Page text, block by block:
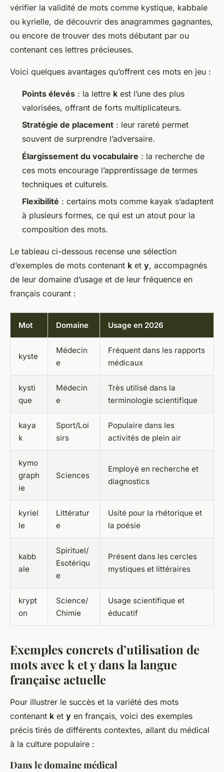
vérifier la validité de mots comme kystique, kabbale
ou kyrielle, de découvrir des anagrammes gagnantes,
ou encore de trouver des mots débutant par ou
contenant ces lettres précieuses.
Voici quelques avantages qu’offrent ces mots en jeu :
Points élevés : la lettre k est l’une des plus
valorisées, offrant de forts multiplicateurs.
Stratégie de placement : leur rareté permet
souvent de surprendre l’adversaire.
Élargissement du vocabulaire : la recherche de
ces mots encourage l’apprentissage de termes
techniques et culturels.
Flexibilité : certains mots comme kayak s’adaptent
à plusieurs formes, ce qui est un atout pour la
composition des mots.
Le tableau ci-dessous recense une sélection
d’exemples de mots contenant k et y, accompagnés
de leur domaine d’usage et de leur fréquence en
français courant :
Mot Domaine Usage en 2026
kyste
Médecin
e
Fréquent dans les rapports
médicaux
kysti
que
Médecin
e
Très utilisé dans la
terminologie scientifique
kaya
k
Sport/Loi
sirs
Populaire dans les
activités de plein air
kymo
graph
ie
Sciences
Employé en recherche et
diagnostics
kyriel
le
Littératur
e
Usité pour la rhétorique et
la poésie
kabb
ale
Spirituel/
Esotériqu
e
Présent dans les cercles
mystiques et littéraires
krypt
on
Science/
Chimie
Usage scientifique et
éducatif
Exemples concrets d’utilisation de
mots avec k etydans la langue
française actuelle
Pour illustrer le succès et la variété des mots
contenant k et y en français, voici des exemples
précis tirés de différents contextes, allant du médical
à la culture populaire :
Dans le domaine médical